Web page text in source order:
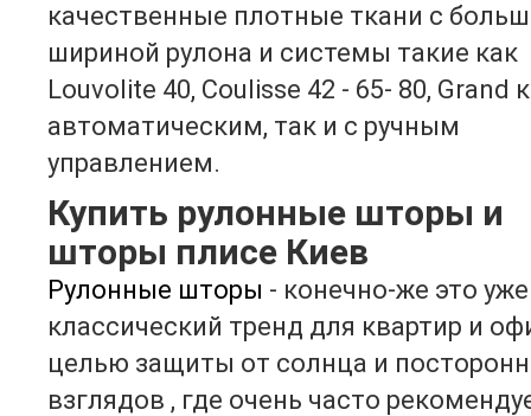
качественные плотные ткани с
шириной рулона и системы такие как
Louvolite 40, Coulisse 42 - 65- 80, Grand
автоматическим, так и с ручным
управлением.
Купить рулонные шторы и
шторы плисе Киев
Рулонные шторы - конечно-же это уже
классический тренд для квартир и
целью защиты от солнца и
взглядов , где очень часто